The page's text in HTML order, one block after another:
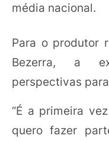
média nacional.
Para o produtor
Bezerra, a
perspectivas
“É a primeira
quero fazer